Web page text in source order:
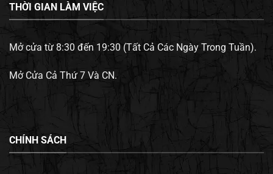
THỜI GIAN LÀM VIỆC
Mở cửa từ 8:30 đến 19:30 (Tất Cả Các Ngày Trong Tuần).
Mở Cửa Cả Thứ 7 Và CN.
CHÍNH SÁCH